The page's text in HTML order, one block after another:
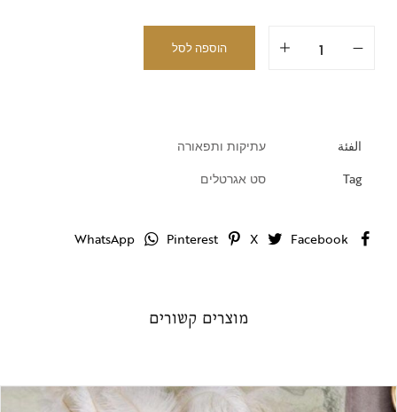
הוספה לסל
الفئة
עתיקות ותפאורה
Tag
סט אגרטלים
Facebook
X
Pinterest
WhatsApp
מוצרים קשורים